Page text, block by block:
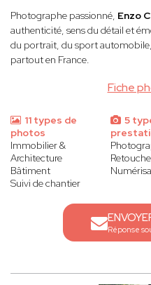
Fiche
Photographe passionné, Enzo
authenticité, sens du détail et
du portrait, du sport
partout en France.
11 types de
photos
Immobilier &
Architecture
Bâtiment
Suivi de chantier
5
Réponse